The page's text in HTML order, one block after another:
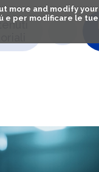
more and modify
per modificare le